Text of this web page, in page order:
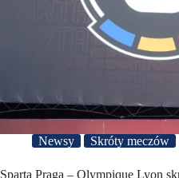
Newsy Skróty meczów
Sparta Praga – Olympique Lyon